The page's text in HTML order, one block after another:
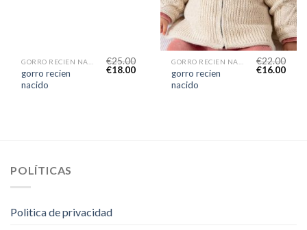
gorro recien
nacido
€25.00
€18.00
gorro recien
nacido
€22.00
€16.00
POLÍTICAS
Politica de privacidad